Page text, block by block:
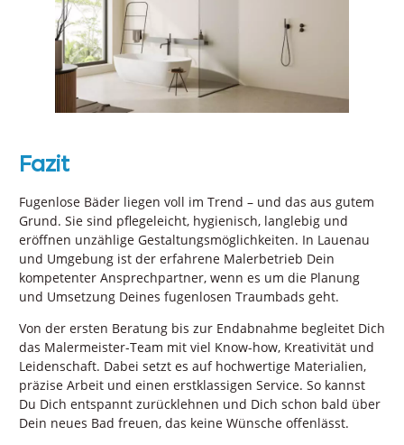
Fazit
Fugenlose Bäder liegen voll im Trend – und das aus gutem
Grund. Sie sind pflegeleicht, hygienisch, langlebig und
eröffnen unzählige Gestaltungsmöglichkeiten. In Lauenau
und Umgebung ist der erfahrene Malerbetrieb Dein
kompetenter Ansprechpartner, wenn es um die Planung
und Umsetzung Deines fugenlosen Traumbads geht.
Von der ersten Beratung bis zur Endabnahme begleitet Dich
das Malermeister-Team mit viel Know-how, Kreativität und
Leidenschaft. Dabei setzt es auf hochwertige Materialien,
präzise Arbeit und einen erstklassigen Service. So kannst
Du Dich entspannt zurücklehnen und Dich schon bald über
Dein neues Bad freuen, das keine Wünsche offenlässt.